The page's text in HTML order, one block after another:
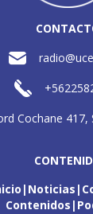
Cochane 417,
Noticias
Contenidos